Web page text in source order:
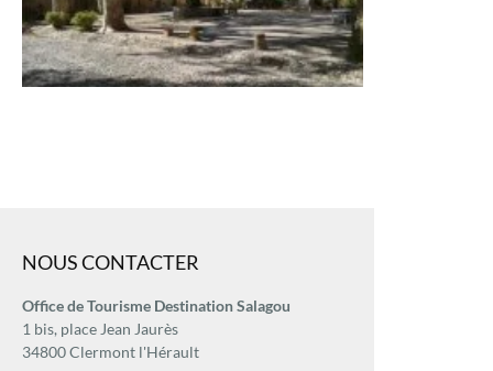
NOUS CONTACTER
Office de Tourisme Destination Salagou
1 bis, place Jean Jaurès
34800 Clermont l'Hérault